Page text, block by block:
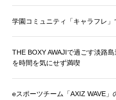
学園コミュニティ「キャラフレ
THE BOXY AWAJIで過ごす淡路
を時間を気にせず満喫
eスポーツチーム「AXIZ WAVE」